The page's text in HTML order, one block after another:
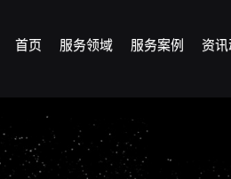
首页 服务领域 服务案例 资